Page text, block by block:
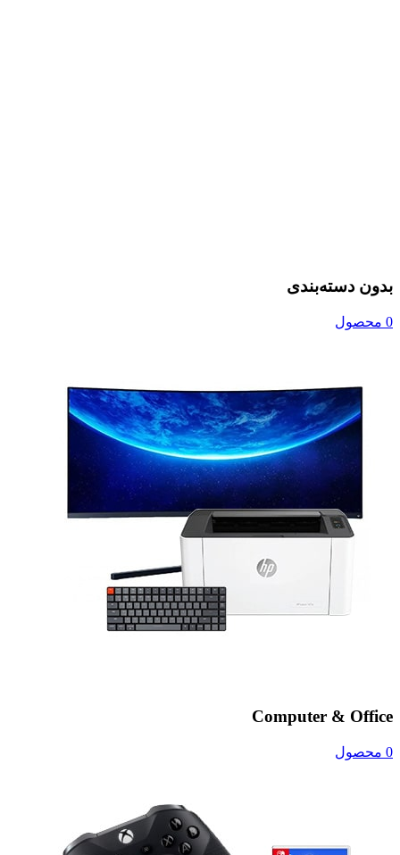
بدون دسته‌بندی
0 محصول
Computer & Office
0 محصول